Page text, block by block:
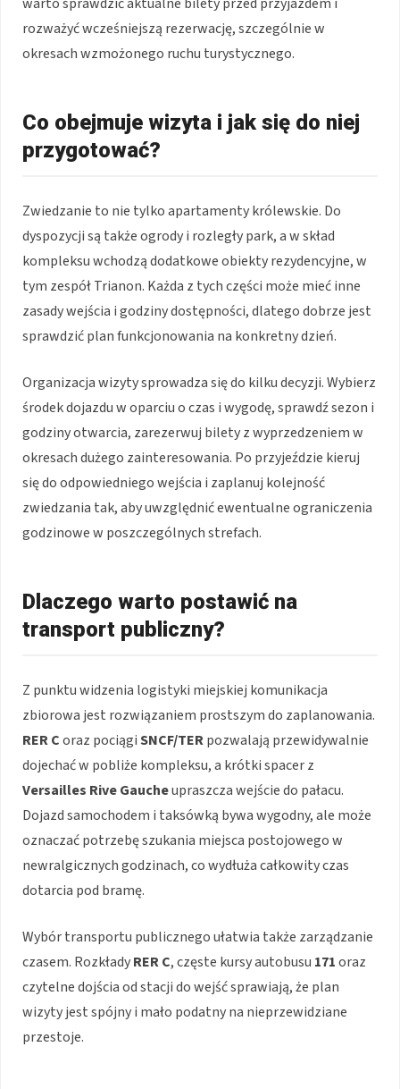
rozważyć wcześniejszą rezerwację, szczególnie w
okresach wzmożonego ruchu turystycznego.
Co obejmuje wizyta i jak się do niej
przygotować?
Zwiedzanie to nie tylko apartamenty królewskie. Do
dyspozycji są także ogrody i rozległy park, a w skład
kompleksu wchodzą dodatkowe obiekty rezydencyjne, w
tym zespół Trianon. Każda z tych części może mieć inne
zasady wejścia i godziny dostępności, dlatego dobrze jest
sprawdzić plan funkcjonowania na konkretny dzień.
Organizacja wizyty sprowadza się do kilku decyzji. Wybierz
środek dojazdu w oparciu o czas i wygodę, sprawdź sezon i
godziny otwarcia, zarezerwuj bilety z wyprzedzeniem w
okresach dużego zainteresowania. Po przyjeździe kieruj
się do odpowiedniego wejścia i zaplanuj kolejność
zwiedzania tak, aby uwzględnić ewentualne ograniczenia
godzinowe w poszczególnych strefach.
Dlaczego warto postawić na
transport publiczny?
Z punktu widzenia logistyki miejskiej komunikacja
zbiorowa jest rozwiązaniem prostszym do zaplanowania.
RER Coraz pociągiSNCF/TERpozwalają przewidywalnie
dojechać w pobliże kompleksu, a krótki spacer z
Versailles Rive Gaucheupraszcza wejście do pałacu.
Dojazd samochodem i taksówką bywa wygodny, ale może
oznaczać potrzebę szukania miejsca postojowego w
newralgicznych godzinach, co wydłuża całkowity czas
dotarcia pod bramę.
Wybór transportu publicznego ułatwia także zarządzanie
czasem. RozkładyRER C, częste kursy autobusu 171oraz
czytelne dojścia od stacji do wejść sprawiają, że plan
wizyty jest spójny i mało podatny na nieprzewidziane
przestoje.